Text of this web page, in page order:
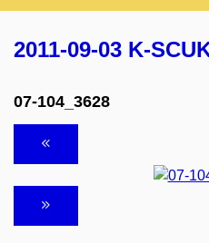
2011-09-03 K-
07-104_3628